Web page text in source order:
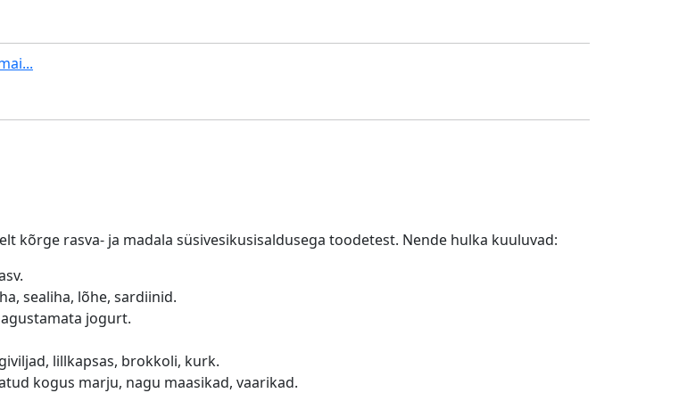
kõrge rasva- ja madala süsivesikusisaldusega toodetest. Nende hulka kuuluvad:
sealiha, lõhe, sardiinid.
jogurt.
lillkapsas, brokkoli, kurk.
kogus marju, nagu maasikad, vaarikad.